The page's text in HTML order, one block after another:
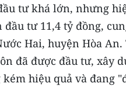
tư khá lớn, nhưng
tư 11,4 tỷ đồng,
Hai, huyện Hòa
đã được đầu tư, xây
hiệu quả và đang